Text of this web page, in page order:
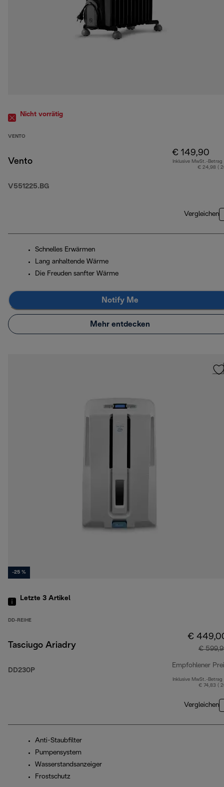
Nicht vorrätig
VENTO
Vento
V551225.BG
€ 149,90
Inklusive MwSt.-Betrag
€ 24,98 (
Vergleichen
Schnelles Erwärmen
Lang anhaltende Wärme
Die Freuden sanfter Wärme
Notify Me
Mehr entdecken
-25 %
Letzte 3 Artikel
DD-REIHE
Tasciugo Ariadry
DD230P
€
€
Empfohlener
Inklusive MwSt.-Betrag
€ 74,83 (
Vergleichen
Anti-Staubfilter
Pumpensystem
Wasserstandsanzeiger
Frostschutz